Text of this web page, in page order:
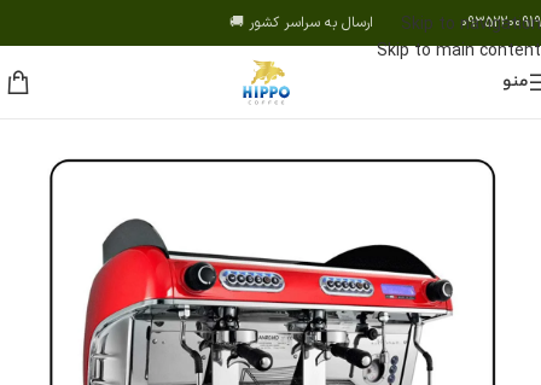
Skip to navigation
Skip to main content
09352200919 ارسال به سراسر کشور 🚚
منو